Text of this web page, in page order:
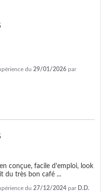
du 29/01/2026 par
conçue, facile d'emploi, look
du très bon café ...
du 27/12/2024 par D.D.